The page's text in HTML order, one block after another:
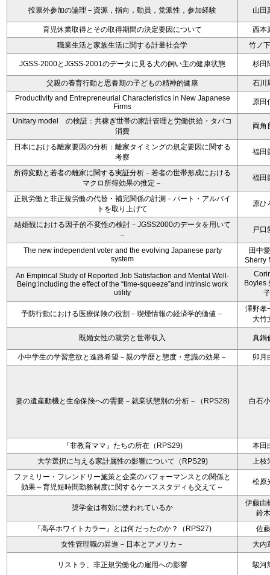
投票外参加の論理－資源，指向，動員，党派性，参加経験 山田
育児休業取得とその取得期間の決定要因について
西本
職業生活と家族生活に関する計量社会学
竹ノ
JGSS-2000とJGSS-2001のデータに見る犬の飼い主の健康状態 杉田
父親の養育行動と思春期の子どもの精神的健康
石川
Productivity and Entrepreneurial Characteristics in New Japanese
Firms
原田
Unitary model の検証：共稼ぎ世帯の家計管理と労働供給・タバコ
消費
両角
日本における離家要因の分析：離家タイミングの規定要因に関する
考察
福田
所得変動と若者の離家に関する実証分析－若者の世帯形成における
マクロ所得効果の推定－
福田
正規労働と非正規労働の代替・補完関係の計測－パート・アルバイ
トを取り上げて
原ひ
結婚観における因子的不変性の検討－JGSS2000のデータを用いて
－
戸口
The new independent voter and the evolving Japanese party
system
田中
Sherry
An Empirical Study of Reported Job Satisfaction and Mental Well-
Being:including the effect of the “time-squeeze”and intrinsic work
utility
Boyles
子
予防行動における医療保険の役割－喫煙情報の経済学的価値－
澤野孝
大竹
既婚女性の就労と世帯収入 真鍋
小中学生の学習意欲と進路希望－親の学歴と態度・意識の効果－ 卯月
妻の遺産動機と生命保険への需要－就業状態別の分析－（RPS28) 白石
『非教育ママ』たちの所在（RPS29)
本田
大学選択に与える家計属性の影響について（RPS29)
上枝
ファミリー・フレンドリー施策と企業のパフォーマンスとの関係と
効果～育児短時間勤務制度に関するケーススタディも交えて～
松原
奨学金は有効に使われているか
伊藤由
鈴
『高卒ホワイトカラー』とは何だったのか？（RPS27)
佐
女性管理職の昇進－日本とアメリカ－
大内
リストラ、非正規労働化の雇用への影響 駿河